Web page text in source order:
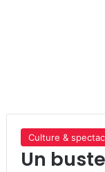
Culture &
Un